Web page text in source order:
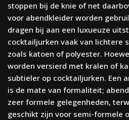
stoppen bij de knie of net
voor abendkleider worden
dragen bij aan een luxueuze
cocktailjurken vaak van lichtere
zoals katoen of polyester.
worden versierd met kralen of
subtieler op cocktailjurken. Een
is de mate van formaliteit;
zeer formele gelegenheden,
geschikt zijn voor semi-formele